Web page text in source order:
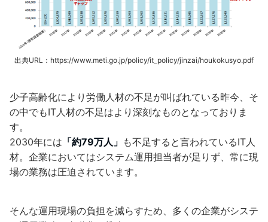
出典URL：https://www.meti.go.jp/policy/it_policy/jinzai/houkokusyo.pdf
少子高齢化により労働人材の不足が叫ばれている昨今、そ
の中でもIT人材の不足はより深刻なものとなっておりま
す。
2030年には 「約79万人」 も不足すると言われているIT人
材。企業においてはシステム運用担当者が足りず、常に現
場の業務は圧迫されています。
そんな運用現場の負担を減らすため、多くの企業がシステ